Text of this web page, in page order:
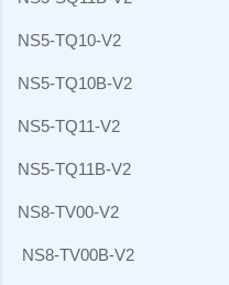
NS5-TQ10-V2
NS5-TQ10B-V2
NS5-TQ11-V2
NS5-TQ11B-V2
NS8-TV00-V2
NS8-TV00B-V2